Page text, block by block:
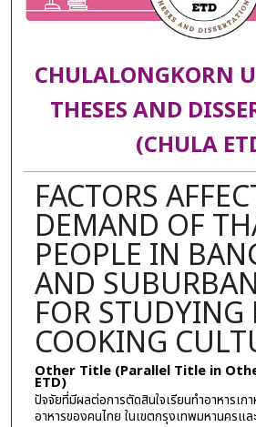
CHULALONGKORN
THESES AND
(CHULA
FACTORS
DEMAND OF
PEOPLE IN
AND
FOR STUDYING
COOKING
Other Title (Parallel Title in
ETD)
ปัจจัยที่มีผลต่อการตัดสินใจเรียนทำอาหารเก
อาหารของคนไทย ในเขตกรุงเทพมหานครแ